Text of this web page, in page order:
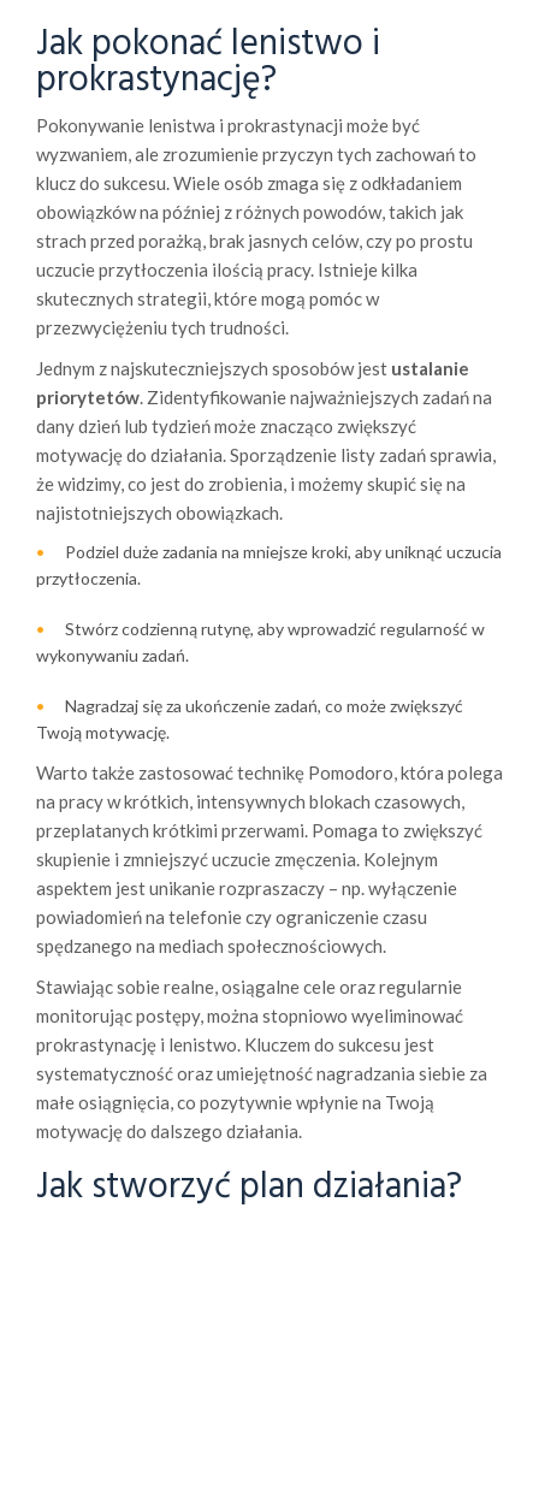
Jak pokonać lenistwo i
prokrastynację?
Pokonywanie lenistwa i prokrastynacji może być
wyzwaniem, ale zrozumienie przyczyn tych zachowań to
klucz do sukcesu. Wiele osób zmaga się z odkładaniem
obowiązków na później z różnych powodów, takich jak
strach przed porażką, brak jasnych celów, czy po prostu
uczucie przytłoczenia ilością pracy. Istnieje kilka
skutecznych strategii, które mogą pomóc w
przezwyciężeniu tych trudności.
Jednym z najskuteczniejszych sposobów jest ustalanie
priorytetów. Zidentyfikowanie najważniejszych zadań na
dany dzień lub tydzień może znacząco zwiększyć
motywację do działania. Sporządzenie listy zadań sprawia,
że widzimy, co jest do zrobienia, i możemy skupić się na
najistotniejszych obowiązkach.
Podziel duże zadania na mniejsze kroki, aby uniknąć uczucia
przytłoczenia.
Stwórz codzienną rutynę, aby wprowadzić regularność w
wykonywaniu zadań.
Nagradzaj się za ukończenie zadań, co może zwiększyć
Twoją motywację.
Warto także zastosować technikę Pomodoro, która polega
na pracy w krótkich, intensywnych blokach czasowych,
przeplatanych krótkimi przerwami. Pomaga to zwiększyć
skupienie i zmniejszyć uczucie zmęczenia. Kolejnym
aspektem jest unikanie rozpraszaczy – np. wyłączenie
powiadomień na telefonie czy ograniczenie czasu
spędzanego na mediach społecznościowych.
Stawiając sobie realne, osiągalne cele oraz regularnie
monitorując postępy, można stopniowo wyeliminować
prokrastynację i lenistwo. Kluczem do sukcesu jest
systematyczność oraz umiejętność nagradzania siebie za
małe osiągnięcia, co pozytywnie wpłynie na Twoją
motywację do dalszego działania.
Jak stworzyć plan działania?